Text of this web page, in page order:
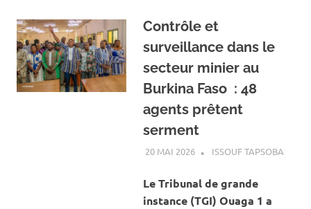
Contrôle et
surveillance dans le
secteur minier au
Burkina Faso : 48
agents prêtent
serment
20 MAI 2026 ISSOUF TAPSOBA
Le Tribunal de grande
instance (TGI) Ouaga 1 a